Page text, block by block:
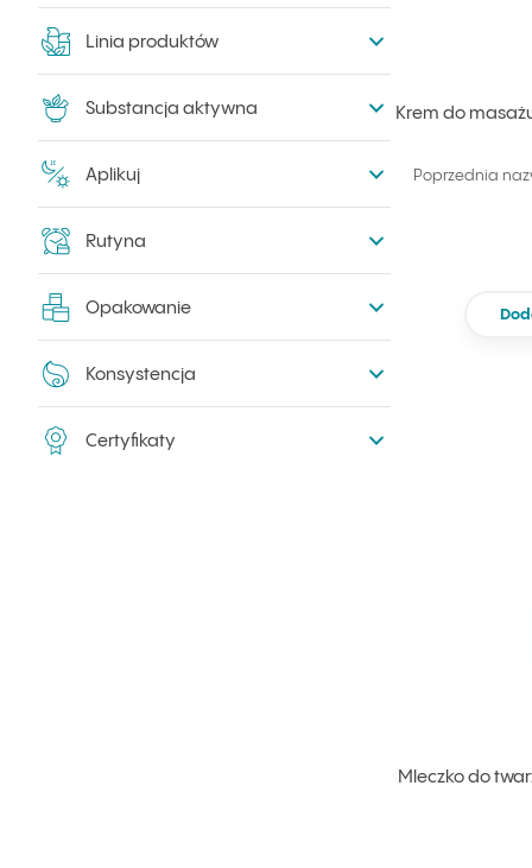
Linia produktów
Substancja aktywna
Aplikuj
Rutyna
Opakowanie
Konsystencja
Certyfikaty
Krem do
Poprzednia
Mleczko do